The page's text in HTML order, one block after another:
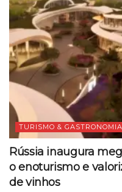
TURISMO & GASTRONOMIA
Rússia inaugura
o enoturismo e
de vinhos